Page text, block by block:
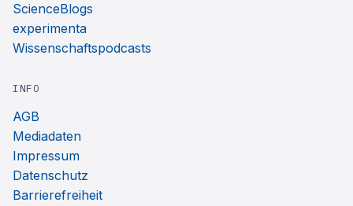
ScienceBlogs
experimenta
Wissenschaftspodcasts
INFO
AGB
Mediadaten
Impressum
Datenschutz
Barrierefreiheit